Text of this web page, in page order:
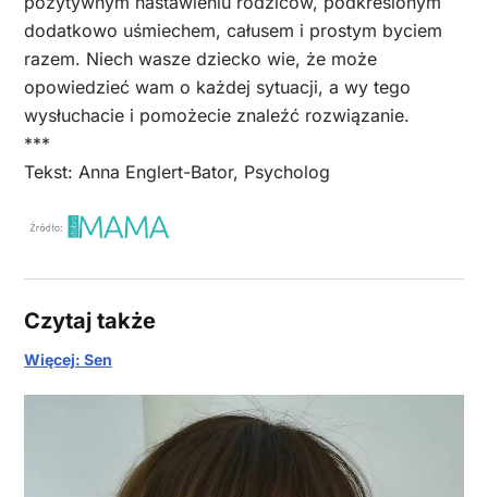
dodatkowo uśmiechem, całusem i prostym byciem
razem. Niech wasze dziecko wie, że może
opowiedzieć wam o każdej sytuacji, a wy tego
wysłuchacie i pomożecie znaleźć rozwiązanie.
***
Tekst: Anna Englert-Bator, Psycholog
Czytaj także
Więcej: Sen